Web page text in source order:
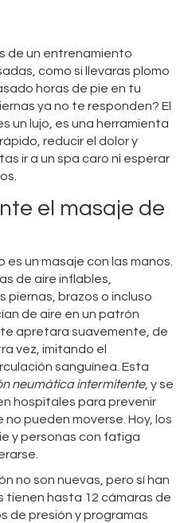
de un entrenamiento
como si llevaras plomo
horas de pie en tu
ya no te responden? El
un lujo, es una herramienta
reducir el dolor y
ir a un spa caro ni esperar
el masaje de
es un masaje con las manos.
de aire inflables,
brazos o incluso
de aire en un patrón
te apretara suavemente, de
vez, imitando el
sanguínea. Esta
neumática intermitente, y se
hospitales para prevenir
pueden moverse. Hoy, los
y personas con fatiga
no son nuevas, pero sí han
tienen hasta 12 cámaras de
de presión y programas